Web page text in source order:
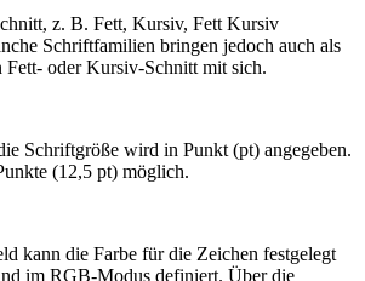
z. B. Fett, Kursiv, Fett Kursiv
Schriftfamilien bringen jedoch auch als
Fett- oder Kursiv-Schnitt mit sich.
Schriftgröße wird in Punkt (pt) angegeben.
(12,5 pt) möglich.
kann die Farbe für die Zeichen festgelegt
im RGB-Modus definiert. Über die